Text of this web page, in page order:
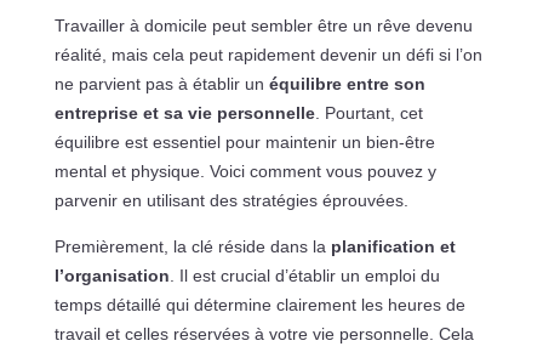
Travailler à domicile peut sembler être un rêve devenu
réalité, mais cela peut rapidement devenir un défi si l’on
ne parvient pas à établir un équilibre entre son
entreprise et sa vie personnelle. Pourtant, cet
équilibre est essentiel pour maintenir un bien-être
mental et physique. Voici comment vous pouvez y
parvenir en utilisant des stratégies éprouvées.
Premièrement, la clé réside dans la planification et
l’organisation. Il est crucial d’établir un emploi du
temps détaillé qui détermine clairement les heures de
travail et celles réservées à votre vie personnelle. Cela